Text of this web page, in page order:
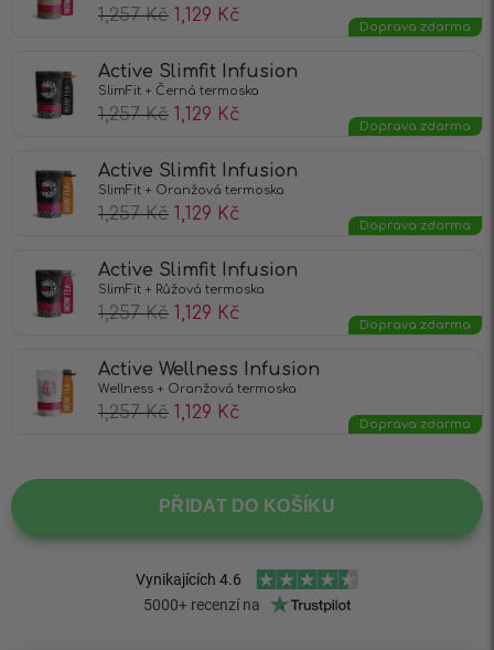
1,257Kč 1,129 Kč
Doprava zdarma
Active Slimfit Infusion
SlimFit + Černá termoska
1,257Kč 1,129 Kč
Doprava zdarma
Active Slimfit Infusion
SlimFit + Oranžová termoska
1,257Kč 1,129 Kč
Doprava zdarma
Active Slimfit Infusion
SlimFit + Růžová termoska
1,257Kč 1,129 Kč
Doprava zdarma
Active Wellness Infusion
Wellness + Oranžová termoska
1,257Kč 1,129 Kč
Doprava zdarma
PŘIDAT DO KOŠÍKU